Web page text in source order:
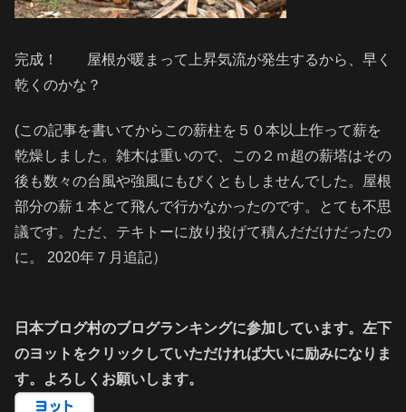
完成！ 屋根が暖まって上昇気流が発生するから、早く
乾くのかな？
(この記事を書いてからこの薪柱を５０本以上作って薪を
乾燥しました。雑木は重いので、この２ｍ超の薪塔はその
後も数々の台風や強風にもびくともしませんでした。屋根
部分の薪１本とて飛んで行かなかったのです。とても不思
議です。ただ、テキトーに放り投げて積んだだけだったの
に。 2020年７月追記）
日本ブログ村のブログランキングに参加しています。左下
のヨットをクリックしていただければ大いに励みになりま
す。よろしくお願いします。